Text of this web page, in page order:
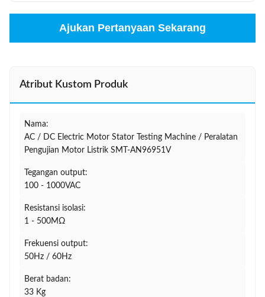
Ajukan Pertanyaan Sekarang
Atribut Kustom Produk
Nama:
AC / DC Electric Motor Stator Testing Machine / Peralatan
Pengujian Motor Listrik SMT-AN96951V
Tegangan output:
100 - 1000VAC
Resistansi isolasi:
1 - 500MΩ
Frekuensi output:
50Hz / 60Hz
Berat badan:
33 Kg